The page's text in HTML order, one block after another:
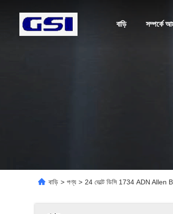
বাড়ি সম্পর্কে
বাড়ি > পণ্য > 24 ভোল্ট ডিসি 1734 ADN Allen